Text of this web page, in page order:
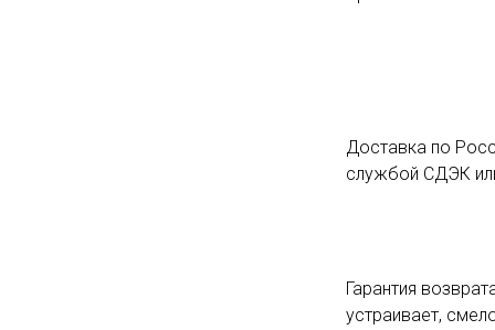
Гарантия
устраивает,
Доставка по
службой СДЭК